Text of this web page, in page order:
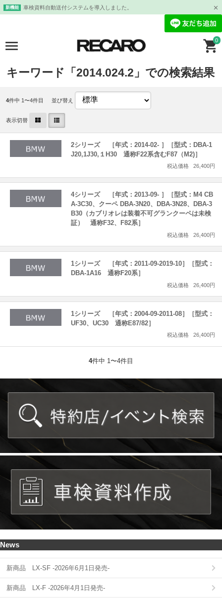
新機能 車検資料自動送付システムを導入しました。
0
キーワード「2014.024.2」での検索結果
4件中 1〜4件目 並び替え
表示切替
2シリーズ ［年式：2014-02- ］［型式：DBA-1
J20,1J30,１H30 通称F22系含むF87（M2)］
税込価格 26,400円
4シリーズ ［年式：2013-09- ］［型式：M4 CB
A-3C30、クーペ DBA-3N20、DBA-3N28、DBA-3
B30（カブリオレは装着不可グランクーペは未検
証） 通称F32、F82系］
税込価格 26,400円
1シリーズ ［年式：2011-09-2019-10］［型式：
DBA-1A16 通称F20系］
税込価格 26,400円
1シリーズ ［年式：2004-09-2011-08］［型式：
UF30、UC30 通称E87/82］
税込価格 26,400円
4件中 1〜4件目
News
新商品 LX-SF -2026年6月1日発売-
新商品 LX-F -2026年4月1日発売-